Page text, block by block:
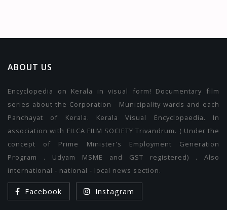
ABOUT US
Encyclopedia on Kerala in visual form! Documentary film
series about the Corporation - Municipality wards and each
Panchayat of Kerala. Kerala Visual Encyclopaedia. In
association with FILCA FILM SOCIETY Trivandrum. ( Under the
concept of Prime Minister's Employment Generation
Program . Udyam MSME and GST registered) . Also
international - national - local news section.
Facebook Instagram